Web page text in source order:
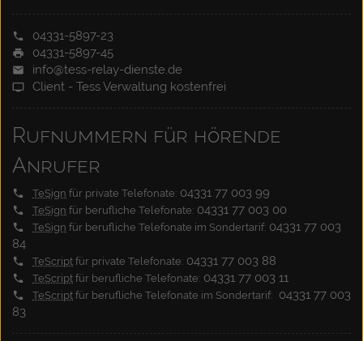
04331-5897-23
04331-5897-45
info@tess-relay-dienste.de
Client - Tess Verwaltung kostenfrei
Rufnummern für hörende
Anrufer
TeSign für private Telefonate: 04331 77 003 99
TeSign für berufliche Telefonate: 04331 77 003 00
TeSign für berufliche Telefonate im Sondertarif: 04331 77 003
84
TeScript für private Telefonate: 04331 77 003 88
TeScript für berufliche Telefonate: 04331 77 003 11
TeScript für berufliche Telefonate im Sondertarif: 04331 77 003
83